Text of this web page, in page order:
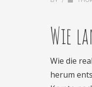
Wie
Wie die
herum